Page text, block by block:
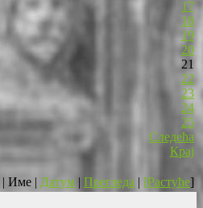
17
18
19
20
21
22
23
24
25
Следећа
Крај
| Име | Датум | Прегледа | [Растуће]